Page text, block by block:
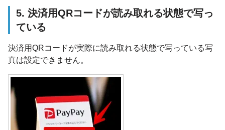
5. 決済用QRコードが読み取れる状態で写っ
ている
決済用QRコードが実際に読み取れる状態で写っている写
真は設定できません。